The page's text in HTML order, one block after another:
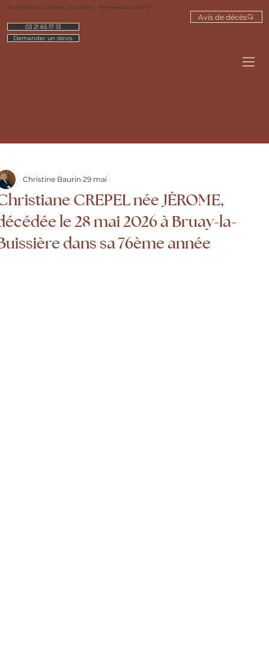
Avis de décès
Thorel Maison Funéraire & Marbrerie - Permanence 24/24 7j/7
03 21 65 17 13
Demander un devis
CREPEL née JÉROME,
le 28 mai 2026 à Bruay-la-
dans sa 76ème année
Christine Baurin 29 mai